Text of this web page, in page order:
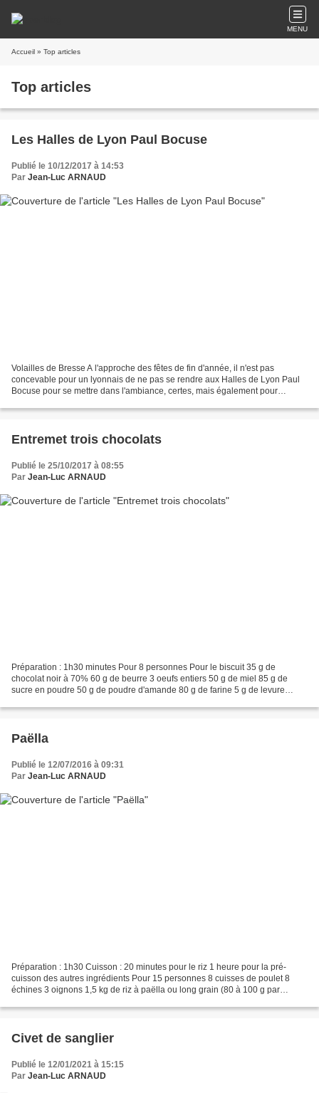
MENU
Accueil » Top articles
Top articles
Les Halles de Lyon Paul Bocuse
Publié le 10/12/2017 à 14:53
Par Jean-Luc ARNAUD
Volailles de Bresse A l'approche des fêtes de fin d'année, il n'est pas
concevable pour un lyonnais de ne pas se rendre aux Halles de Lyon Paul
Bocuse pour se mettre dans l'ambiance, certes, mais également pour
Entremet trois chocolats
Publié le 25/10/2017 à 08:55
Par Jean-Luc ARNAUD
Préparation : 1h30 minutes Pour 8 personnes Pour le biscuit 35 g de
chocolat noir à 70% 60 g de beurre 3 oeufs entiers 50 g de miel 85 g de
sucre en poudre 50 g de poudre d'amande 80 g de farine 5 g de levure
Paëlla
Publié le 12/07/2016 à 09:31
Par Jean-Luc ARNAUD
Préparation : 1h30 Cuisson : 20 minutes pour le riz 1 heure pour la pré-
cuisson des autres ingrédients Pour 15 personnes 8 cuisses de poulet 8
échines 3 oignons 1,5 kg de riz à paëlla ou long grain (80 à 100 g par
Civet de sanglier
Publié le 12/01/2021 à 15:15
Par Jean-Luc ARNAUD